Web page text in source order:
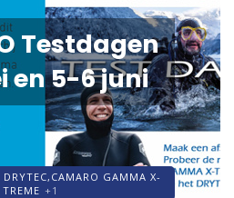
Testdagen
en 5-6 juni
CAMARO GAMMA X-
TREME +1